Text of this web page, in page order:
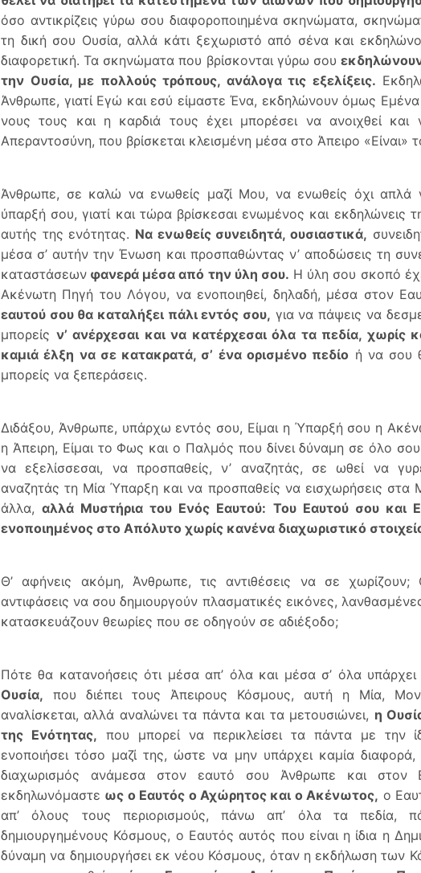
όσο αντικρίζεις γύρω σου διαφοροποιημένα σκηνώματα,
τη δική σου Ουσία, αλλά κάτι ξεχωριστό από σένα και
διαφορετική. Τα σκηνώματα που βρίσκονται γύρω σου
την Ουσία, με πολλούς τρόπους, ανάλογα τις εξελίξεις.
Άνθρωπε, γιατί Εγώ και εσύ είμαστε Ένα, εκδηλώνουν όμως
νους τους και η καρδιά τους έχει μπορέσει να ανοιχθεί και
Απεραντοσύνη, που βρίσκεται κλεισμένη μέσα στο Άπειρο «Είναι»
Άνθρωπε, σε καλώ να ενωθείς μαζί Μου, να ενωθείς όχι απλά
ύπαρξή σου, γιατί και τώρα βρίσκεσαι ενωμένος και εκδηλώνεις
αυτής της ενότητας. Να ενωθείς συνειδητά, ουσιαστικά,
μέσα σ’ αυτήν την Ένωση και προσπαθώντας ν’ αποδώσεις τη
καταστάσεωνφανερά μέσα από την ύλη σου. Η ύλη σου σκοπό
Ακένωτη Πηγή του Λόγου, να ενοποιηθεί, δηλαδή, μέσα στον
εαυτού σου θα καταλήξει πάλι εντός σου, για να πάψεις να
μπορείς ν’ ανέρχεσαι και να κατέρχεσαι όλα τα πεδία, χωρίς
καμιά έλξη να σε κατακρατά, σ’ ένα ορισμένο πεδίο ή να σου
μπορείς να ξεπεράσεις.
Διδάξου, Άνθρωπε, υπάρχω εντός σου, Είμαι η Ύπαρξή σου η
η Άπειρη, Είμαι το Φως και ο Παλμός που δίνει δύναμη σε όλο σου
να εξελίσσεσαι, να προσπαθείς, ν’ αναζητάς, σε ωθεί να
αναζητάς τη Μία Ύπαρξη και να προσπαθείς να εισχωρήσεις στα
άλλα,αλλά Μυστήρια του Ενός Εαυτού: Του Εαυτού σου και
ενοποιημένος στο Απόλυτο χωρίς κανένα διαχωριστικό
Θ’ αφήνεις ακόμη, Άνθρωπε, τις αντιθέσεις να σε χωρίζουν;
αντιφάσεις να σου δημιουργούν πλασματικές εικόνες,
κατασκευάζουν θεωρίες που σε οδηγούν σε αδιέξοδο;
Πότε θα κατανοήσεις ότι μέσα απ’ όλα και μέσα σ’ όλα υπάρχει
Ουσία, που διέπει τους Άπειρους Κόσμους, αυτή η Μία,
αναλίσκεται, αλλά αναλώνει τα πάντα και τα μετουσιώνει, η
της Ενότητας, που μπορεί να περικλείσει τα πάντα με την
ενοποιήσει τόσο μαζί της, ώστε να μην υπάρχει καμία
διαχωρισμός ανάμεσα στον εαυτό σου Άνθρωπε και
εκδηλωνόμαστε ως ο Εαυτός ο Αχώρητος και ο Ακένωτος, ο
απ’ όλους τους περιορισμούς, πάνω απ’ όλα τα πεδία,
δημιουργημένους Κόσμους, ο Εαυτός αυτός που είναι η ίδια η
δύναμη να δημιουργήσει εκ νέου Κόσμους, όταν η εκδήλωση των